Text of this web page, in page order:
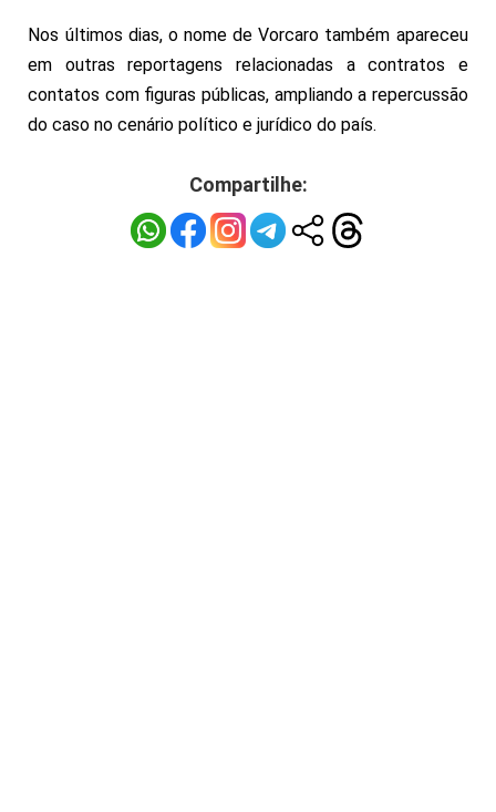
Nos últimos dias, o nome de Vorcaro também apareceu
em outras reportagens relacionadas a contratos e
contatos com figuras públicas, ampliando a repercussão
do caso no cenário político e jurídico do país.
Compartilhe: